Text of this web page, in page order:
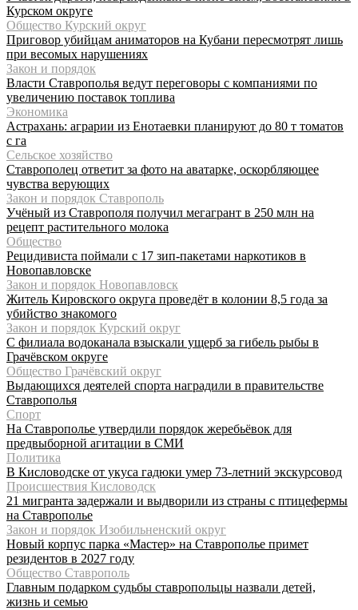
Курском округе
Общество Курский округ
Приговор убийцам аниматоров на Кубани пересмотрят лишь
при весомых нарушениях
Закон и порядок
Власти Ставрополья ведут переговоры с компаниями по
увеличению поставок топлива
Экономика
Астрахань: аграрии из Енотаевки планируют до 80 т томатов
с га
Сельское хозяйство
Ставрополец ответит за фото на аватарке, оскорбляющее
чувства верующих
Закон и порядок Ставрополь
Учёный из Ставрополя получил мегагрант в 250 млн на
рецепт растительного молока
Общество
Рецидивиста поймали с 17 зип-пакетами наркотиков в
Новопавловске
Закон и порядок Новопавловск
Житель Кировского округа проведёт в колонии 8,5 года за
убийство знакомого
Закон и порядок Курский округ
С филиала водоканала взыскали ущерб за гибель рыбы в
Грачёвском округе
Общество Грачёвский округ
Выдающихся деятелей спорта наградили в правительстве
Ставрополья
Спорт
На Ставрополье утвердили порядок жеребьёвок для
предвыборной агитации в СМИ
Политика
В Кисловодске от укуса гадюки умер 73-летний экскурсовод
Происшествия Кисловодск
21 мигранта задержали и выдворили из страны с птицефермы
на Ставрополье
Закон и порядок Изобильненский округ
Новый корпус парка «Мастер» на Ставрополье примет
резидентов в 2027 году
Общество Ставрополь
Главным подарком судьбы ставропольцы назвали детей,
жизнь и семью